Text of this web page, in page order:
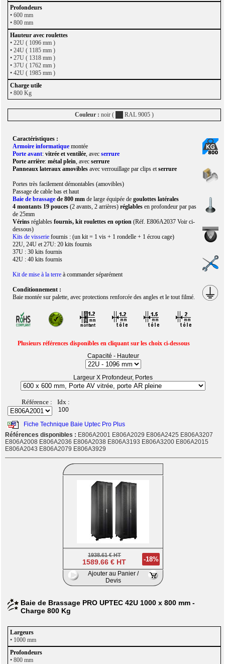
•600 mm
• 800 mm
• 22U ( 1096 mm )
• 24U ( 1185 mm )
• 27U ( 1318 mm )
• 37U ( 1762 mm )
• 42U ( 1985 mm )
• 800 Kg
Couleur :noir ( RAL 9005 )
Caractéristiques :
Armoire informatique montée
Porte avant: vitrée et ventilée, avecserrure
Porte arrière:métal plein, avecserrure
Panneaux lateraux amoviblesavec verrouillage par clips etserrure
Portes très facilement démontables (amovibles)
Passage de cable bas et haut
Baie de brassage de 800 mm de large équipée degoulottes latérales
4 montants 19 pouces(2 avants, 2 arrières) réglablesen profondeur par pas
de 25mm
Vérins réglablesfournis, kit roulettes en option(Réf. E806A2037 Voir ci-
dessous)
Kits de visserie fournis : (un kit = 1 vis + 1 rondelle + 1 écrou cage)
22U, 24U et 27U: 20 kits fournis
37U : 30 kits fournis
42U : 40 kits fournis
Kit de mise à la terre à commander séparément
Conditionnement :
Baie montée sur palette, avec protections renforcée des angles et le tout filmé.
Plusieurs références disponibles en cliquant sur les choix ci-dessous
Capacité - Hauteur
Largeur X Profondeur, Portes
Référence : Idx :
100
Fiche Technique Baie Uptec Pro Plus
Références disponibles : E806A2001 E806A2029 E806A2425 E806A3207
E806A2008 E806A2036 E806A2038 E806A3193 E806A3200 E806A2015
E806A2043 E806A2079 E806A3929
1938.61 € HT
1589.66 € HT -18%
Ajouter au Panier /
Devis
Baie de Brassage PRO UPTEC 42U 1000 x 800 mm -
Charge 800 Kg
• 1000 mm
•800 mm